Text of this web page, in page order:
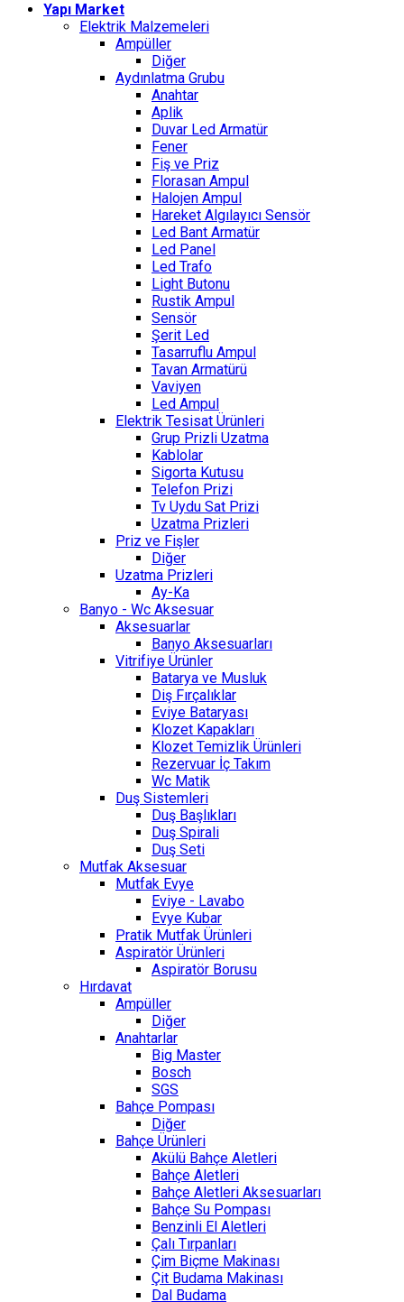
Yapı Market
Elektrik Malzemeleri
Ampüller
Diğer
Aydınlatma Grubu
Anahtar
Aplik
Duvar Led Armatür
Fener
Fiş ve Priz
Florasan Ampul
Halojen Ampul
Hareket Algılayıcı Sensör
Led Bant Armatür
Led Panel
Led Trafo
Light Butonu
Rustik Ampul
Sensör
Şerit Led
Tasarruflu Ampul
Tavan Armatürü
Vaviyen
Led Ampul
Elektrik Tesisat Ürünleri
Grup Prizli Uzatma
Kablolar
Sigorta Kutusu
Telefon Prizi
Tv Uydu Sat Prizi
Uzatma Prizleri
Priz ve Fişler
Diğer
Uzatma Prizleri
Ay-Ka
Banyo - Wc Aksesuar
Aksesuarlar
Banyo Aksesuarları
Vitrifiye Ürünler
Batarya ve Musluk
Diş Fırçalıklar
Eviye Bataryası
Klozet Kapakları
Klozet Temizlik Ürünleri
Rezervuar İç Takım
Wc Matik
Duş Sistemleri
Duş Başlıkları
Duş Spirali
Duş Seti
Mutfak Aksesuar
Mutfak Evye
Eviye - Lavabo
Evye Kubar
Pratik Mutfak Ürünleri
Aspiratör Ürünleri
Aspiratör Borusu
Hırdavat
Ampüller
Diğer
Anahtarlar
Big Master
Bosch
SGS
Bahçe Pompası
Diğer
Bahçe Ürünleri
Akülü Bahçe Aletleri
Bahçe Aletleri
Bahçe Aletleri Aksesuarları
Bahçe Su Pompası
Benzinli El Aletleri
Çalı Tırpanları
Çim Biçme Makinası
Çit Budama Makinası
Dal Budama